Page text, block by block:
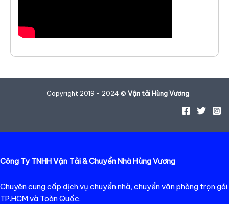
Copyright 2019 - 2024 © Vận tải Hùng Vương.
Công Ty TNHH Vận Tải & Chuyển Nhà Hùng Vương
Chuyên cung cấp dịch vụ chuyển nhà, chuyển văn phòng trọn gói
TP.HCM và Toàn Quốc.